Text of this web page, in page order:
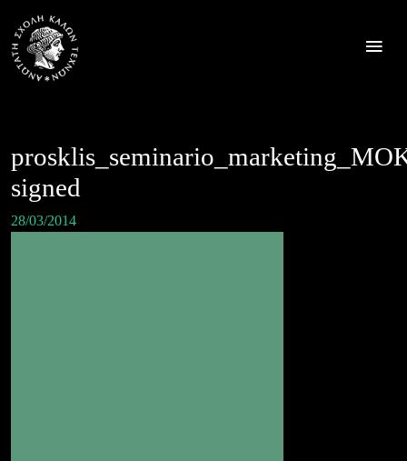
content
signed
28/03/2014